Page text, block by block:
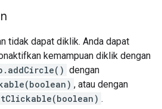
tidak dapat diklik. Anda dapat
kemampuan diklik dengan
dengan
, atau dengan
.